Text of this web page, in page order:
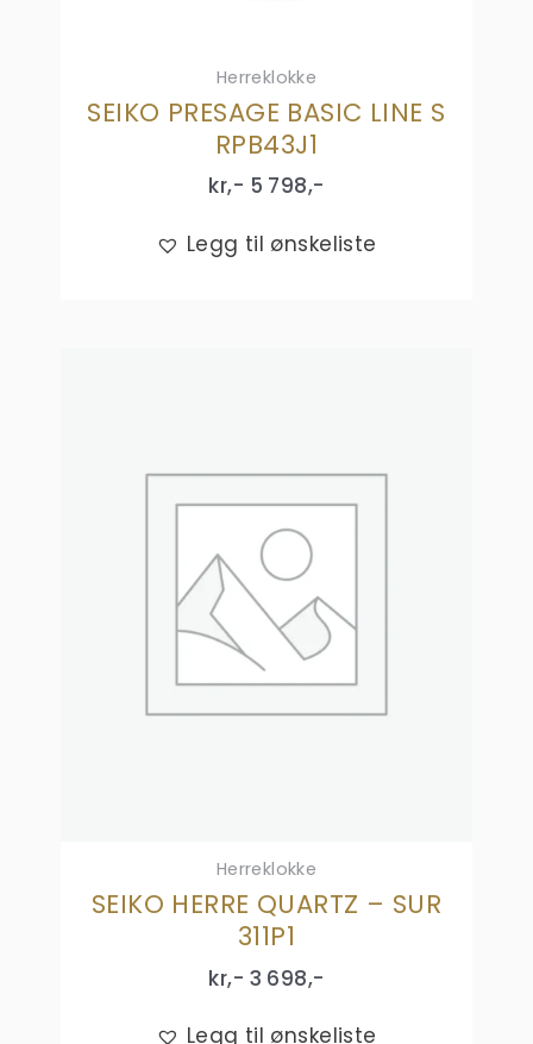
Herreklokke
SEIKO PRESAGE BASIC LINE S
RPB43J1
kr,- 5 798,-
Legg til ønskeliste
Herreklokke
SEIKO HERRE QUARTZ – SUR
311P1
kr,- 3 698,-
Legg til ønskeliste